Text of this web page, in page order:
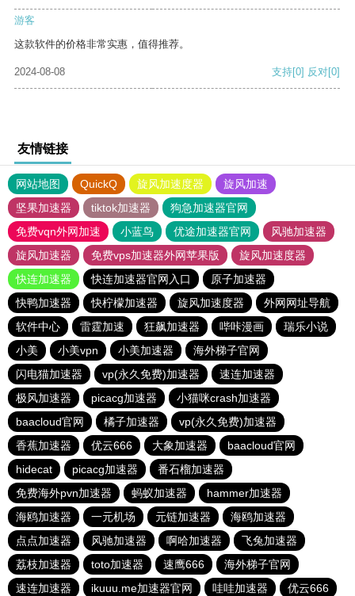
游客
这款软件的价格非常实惠，值得推荐。
2024-08-08 支持[0] 反对[0]
友情链接
网站地图 QuickQ 旋风加速度器
旋风加速
坚果加速器
tiktok加速器
狗急加速器官网
免费vqn外网加速
小蓝鸟 优途加速器官网
风驰加速器
旋风加速器
免费vps加速器外网苹果版
旋风加速度器
快连加速器
快连加速器官网入口
原子加速器
快鸭加速器
快柠檬加速器 旋风加速度器
外网网址导航
软件中心
雷霆加速 狂飙加速器 哔咔漫画
瑞乐小说
小美
小美vpn 小美加速器
海外梯子官网
闪电猫加速器
vp(永久免费)加速器
速连加速器
极风加速器
picacg加速器
小猫咪crash加速器
baacloud官网
橘子加速器
vp(永久免费)加速器
香蕉加速器
优云666 大象加速器
baacloud官网
hidecat
picacg加速器
番石榴加速器
免费海外pvn加速器
蚂蚁加速器
hammer加速器
海鸥加速器
一元机场 元链加速器
海鸥加速器
点点加速器
风驰加速器 啊哈加速器
飞兔加速器
荔枝加速器
toto加速器 速鹰666
海外梯子官网
速连加速器
ikuuu.me加速器官网 哇哇加速器 优云666